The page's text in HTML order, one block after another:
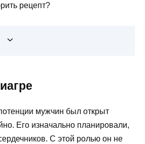
рецепт?
мужчин был открыт
Его изначально планировали,
С этой ролью он не